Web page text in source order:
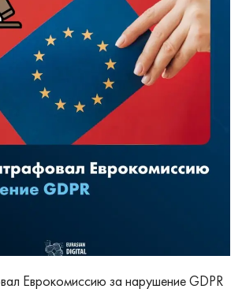
Еврокомиссию за нарушение GDPR